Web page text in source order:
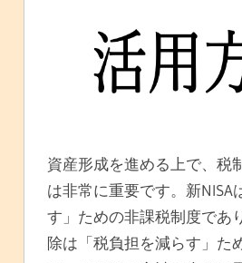
資産形成を進める上で、税
は非常に重要です。新NISA
す」ための非課税制度であ
除は「税負担を減らす」た